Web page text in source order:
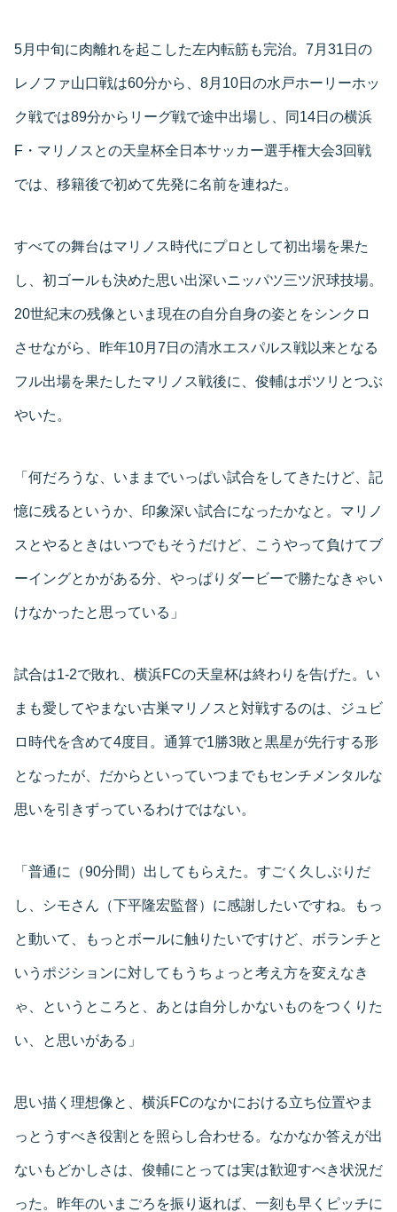
5月中旬に肉離れを起こした左内転筋も完治。7月31日の
レノファ山口戦は60分から、8月10日の水戸ホーリーホッ
ク戦では89分からリーグ戦で途中出場し、同14日の横浜
F・マリノスとの天皇杯全日本サッカー選手権大会3回戦
では、移籍後で初めて先発に名前を連ねた。
すべての舞台はマリノス時代にプロとして初出場を果た
し、初ゴールも決めた思い出深いニッパツ三ツ沢球技場。
20世紀末の残像といま現在の自分自身の姿とをシンクロ
させながら、昨年10月7日の清水エスパルス戦以来となる
フル出場を果たしたマリノス戦後に、俊輔はポツリとつぶ
やいた。
「何だろうな、いままでいっぱい試合をしてきたけど、記
憶に残るというか、印象深い試合になったかなと。マリノ
スとやるときはいつでもそうだけど、こうやって負けてブ
ーイングとかがある分、やっぱりダービーで勝たなきゃい
けなかったと思っている」
試合は1-2で敗れ、横浜FCの天皇杯は終わりを告げた。い
まも愛してやまない古巣マリノスと対戦するのは、ジュビ
ロ時代を含めて4度目。通算で1勝3敗と黒星が先行する形
となったが、だからといっていつまでもセンチメンタルな
思いを引きずっているわけではない。
「普通に（90分間）出してもらえた。すごく久しぶりだ
し、シモさん（下平隆宏監督）に感謝したいですね。もっ
と動いて、もっとボールに触りたいですけど、ボランチと
いうポジションに対してもうちょっと考え方を変えなき
ゃ、というところと、あとは自分しかないものをつくりた
い、と思いがある」
思い描く理想像と、横浜FCのなかにおける立ち位置やま
っとうすべき役割とを照らし合わせる。なかなか答えが出
ないもどかしさは、俊輔にとっては実は歓迎すべき状況だ
った。昨年のいまごろを振り返れば、一刻も早くピッチに